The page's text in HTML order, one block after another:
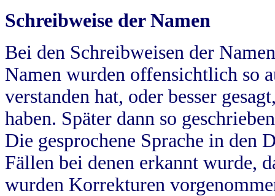
Schreibweise der Namen
Bei den Schreibweisen der
Namen wurden offensichtlich so
verstanden hat, oder besser
haben. Später dann so
Die gesprochene Sprache in
Fällen bei denen erkannt wurde,
wurden Korrekturen